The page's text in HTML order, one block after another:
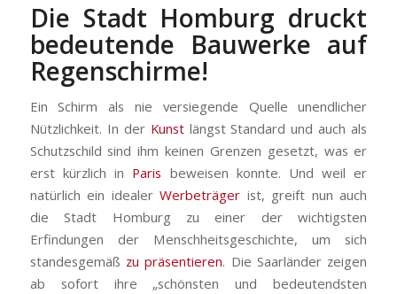
Die Stadt Homburg druckt
bedeutende Bauwerke auf
Regenschirme!
Ein Schirm als nie versiegende Quelle unendlicher
Nützlichkeit. In der Kunstlängst Standard und auch als
Schutzschild sind ihm keinen Grenzen gesetzt, was er
erst kürzlich in Paris beweisen konnte. Und weil er
natürlich ein idealerWerbeträger ist, greift nun auch
die Stadt Homburg zu einer der wichtigsten
Erfindungen der Menschheitsgeschichte, um sich
standesgemäß zu präsentieren. Die Saarländer zeigen
ab sofort ihre „schönsten und bedeutendsten